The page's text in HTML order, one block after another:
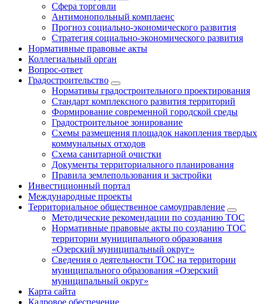
Сфера торговли
Антимонопольный комплаенс
Прогноз социально-экономического развития
Стратегия социально-экономического развития
Нормативные правовые акты
Коллегиальный орган
Вопрос-ответ
Градостроительство
Нормативы градостроительного проектирования
Стандарт комплексного развития территорий
Формирование современной городской среды
Градостроительное зонирование
Схемы размещения площадок накопления твердых
коммунальных отходов
Схема санитарной очистки
Документы территориального планирования
Правила землепользования и застройки
Инвестиционный портал
Международные проекты
Территориальное общественное самоуправление
Методические рекомендации по созданию ТОС
Нормативные правовые акты по созданию ТОС
территории муниципального образования
«Озерский муниципальный округ»
Сведения о деятельности ТОС на территории
муниципального образования «Озерский
муниципальный округ»
Карта сайта